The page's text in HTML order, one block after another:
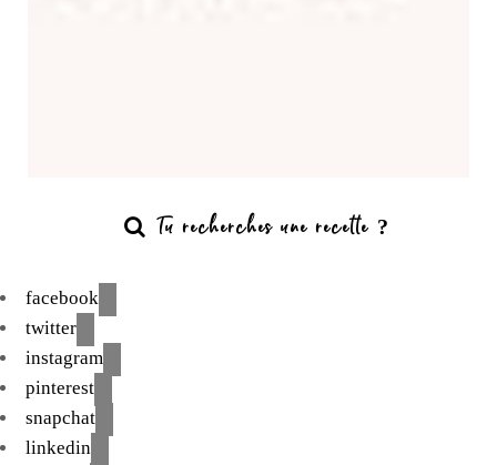
facebook
twitter
instagram
pinterest
snapchat
linkedin